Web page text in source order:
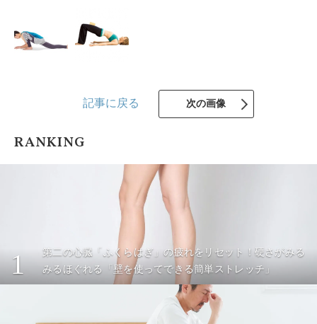
記事に戻る 次の画像
RANKING
1
第二の心臓「ふくらはぎ」の疲れをリセット！硬さがみる
みるほぐれる「壁を使ってできる簡単ストレッチ」